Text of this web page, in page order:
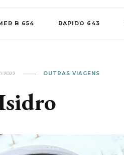
B 654 RAPIDO 643
2022 OUTRAS VIAGENS